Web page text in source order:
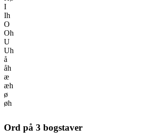
I
Ih
O
Oh
U
Uh
å
åh
æ
æh
ø
øh
Ord på 3 bogstaver